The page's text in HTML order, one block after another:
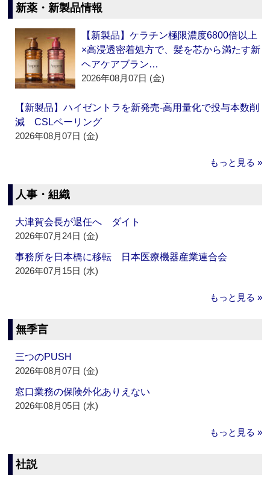
新薬・新製品情報
【新製品】ケラチン極限濃度6800倍以上
×高浸透密着処方で、髪を芯から満たす新
ヘアケアブラン…
2026年08月07日 (金)
【新製品】ハイゼントラを新発売‐高用量化で投与本数削
減 CSLベーリング
2026年08月07日 (金)
もっと見る »
人事・組織
大津賀会長が退任へ ダイト
2026年07月24日 (金)
事務所を日本橋に移転 日本医療機器産業連合会
2026年07月15日 (水)
もっと見る »
無季言
三つのPUSH
2026年08月07日 (金)
窓口業務の保険外化ありえない
2026年08月05日 (水)
もっと見る »
社説